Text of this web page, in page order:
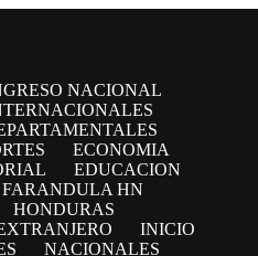
NACIONAL
ECONOMIA
EDUCACION
FARANDULA HN
HONDURAS
INICIO
NACIONALES